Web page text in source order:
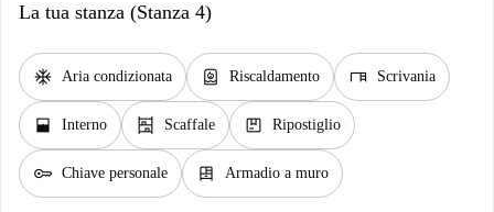
La tua stanza (Stanza 4)
ac_unit Aria condizionata water_heater Riscaldamento desk Scrivania
window_open Interno shelves Scaffale package Ripostiglio
key Chiave personale dresser Armadio a muro